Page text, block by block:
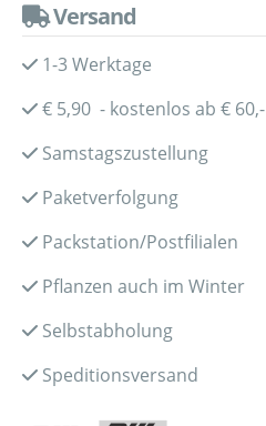
Versand
1-3 Werktage
€ 5,90 - kostenlos ab € 60,-
Samstagszustellung
Paketverfolgung
Packstation/Postfilialen
Pflanzen auch im Winter
Selbstabholung
Speditionsversand